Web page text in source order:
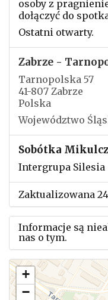
osoby z
dołączyć do
Ostatni otwarty.
Zabrze -
Tarnopolska 57
41-807 Zabrze
Polska
Województwo
Sobótka
Intergrupa Silesia
Zaktualizowana
Informacje są
nas o tym.
Użyj tego
zmianach w
+
−